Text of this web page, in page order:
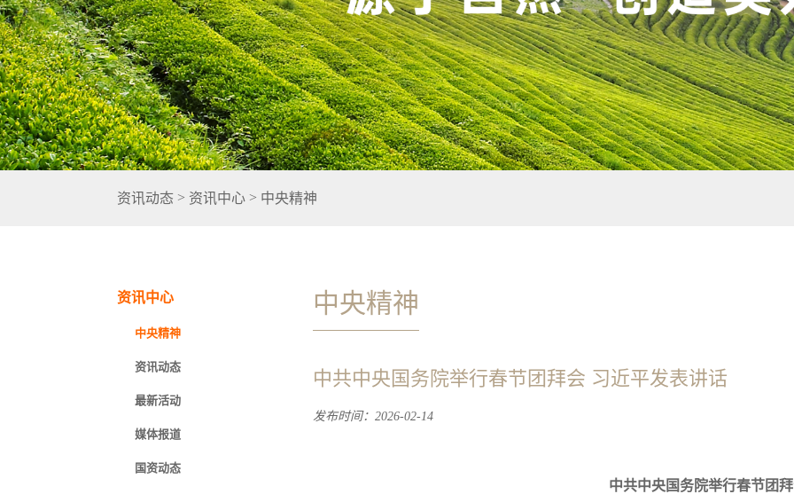
资讯动态 > 资讯中心 > 中央精神
资讯中心
中央精神
资讯动态
最新活动
媒体报道
国资动态
中央精神
中共中央国务院举行春节团拜会 习近平发表讲话
发布时间：2026-02-14
中共中央国务院举行春节团